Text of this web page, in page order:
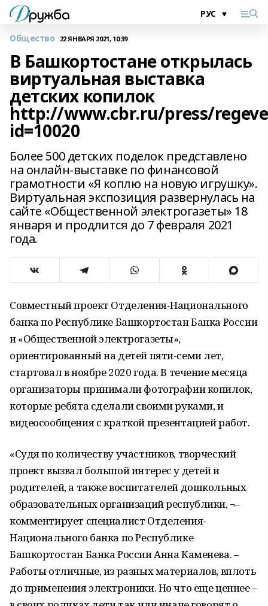
Общество 22 ЯНВАРЯ 2021, 10:39
В Башкортостане открылась
виртуальная выставка
детских копилок
http://www.cbr.ru/press/
id=10020
Более 500 детских поделок представлено
на онлайн-выставке по финансовой
грамотности «Я коплю на новую игрушку».
Виртуальная экспозиция развернулась на
сайте «Общественной электрогазеты» 18
января и продлится до 7 февраля 2021
года.
Совместный проект Отделения-Национального
банка по Республике Башкортостан Банка России
и «Общественной электрогазеты»,
ориентированный на детей пяти-семи лет,
стартовал в ноябре 2020 года. В течение месяца
организаторы принимали фотографии копилок,
которые ребята сделали своими руками, и
видеосообщения с краткой презентацией работ.
«Судя по количеству участников, творческий
проект вызвал большой интерес у детей и
родителей, а также воспитателей дошкольных
образовательных организаций республики, ¬–
комментирует специалист Отделения-
Национального банка по Республике
Башкортостан Банка России Анна Каменева. –
Работы отличные, из разных материалов, вплоть
до применения электроники. Но что еще ценнее –